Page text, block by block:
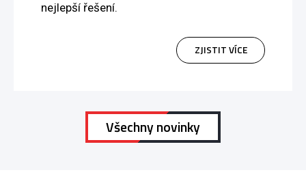
nejlepší řešení.
ZJISTIT VÍCE
Všechny novinky